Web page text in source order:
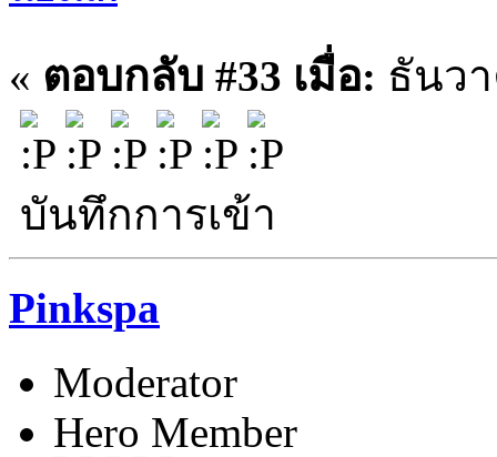
« ตอบกลับ #33 เมื่อ: ธันวา
บันทึกการเข้า
Pinkspa
Moderator
Hero Member